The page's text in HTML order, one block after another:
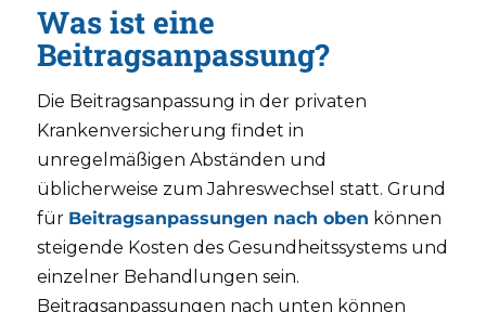
Was ist eine
Beitragsanpassung?
Die Beitragsanpassung in der privaten
Krankenversicherung findet in
unregelmäßigen Abständen und
üblicherweise zum Jahreswechsel statt. Grund
für Beitragsanpassungen nach oben können
steigende Kosten des Gesundheitssystems und
einzelner Behandlungen sein.
Beitragsanpassungen nach unten können